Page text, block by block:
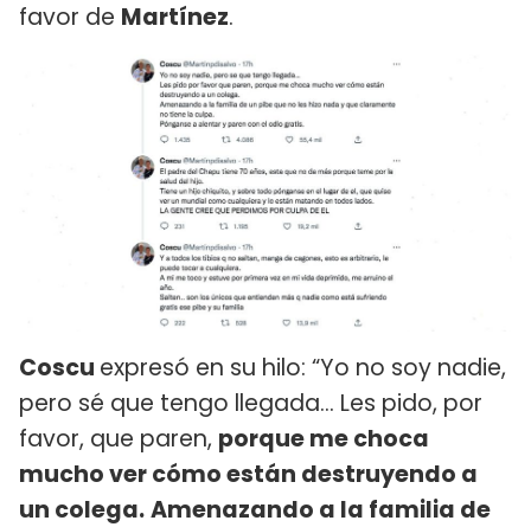
favor de Martínez.
Coscu expresó en su hilo: “Yo no soy nadie,
pero sé que tengo llegada… Les pido, por
favor, que paren, porque me choca
mucho ver cómo están destruyendo a
un colega.Amenazando a la familia de